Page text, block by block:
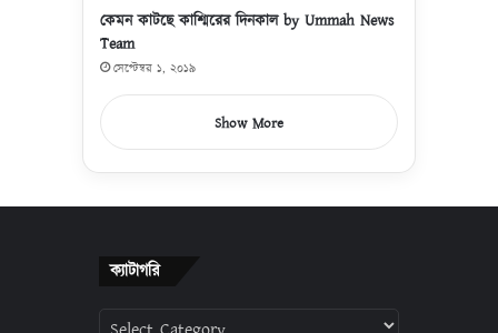
কেমন কাটছে কাশ্মিরের দিনকাল by Ummah News
Team
সেপ্টেম্বর ১, ২০১৯
Show More
ক্যাটাগরি
ক্যাটাগরি